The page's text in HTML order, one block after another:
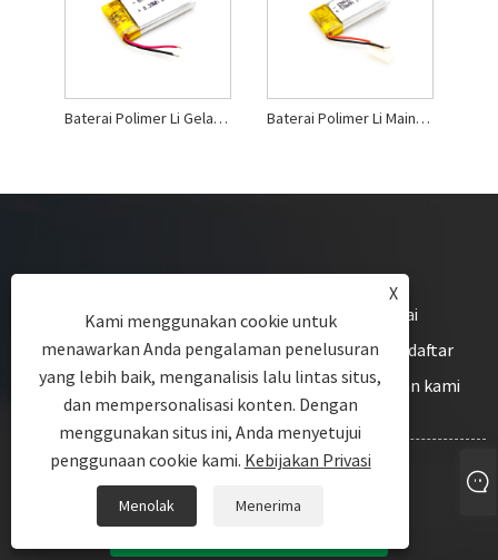
Baterai Polimer Li Gelang Pintar Mini Baterai Polimer Li Mainan Listrik 50mah
Untuk pertanyaan tentang Baterai Li Polimer, Baterai
Prismatik Li Polimer, Baterai Silinder Li Polimer atau daftar
harga, silakan tinggalkan email Anda kepada kami dan kami
akan menghubungi Anda dalam waktu 24 jam.
PERTANYAAN
X
Kami menggunakan cookie untuk
menawarkan Anda pengalaman penelusuran
yang lebih baik, menganalisis lalu lintas situs,
dan mempersonalisasi konten. Dengan
menggunakan situs ini, Anda menyetujui
penggunaan cookie kami. Kebijakan Privasi
Menolak Menerima